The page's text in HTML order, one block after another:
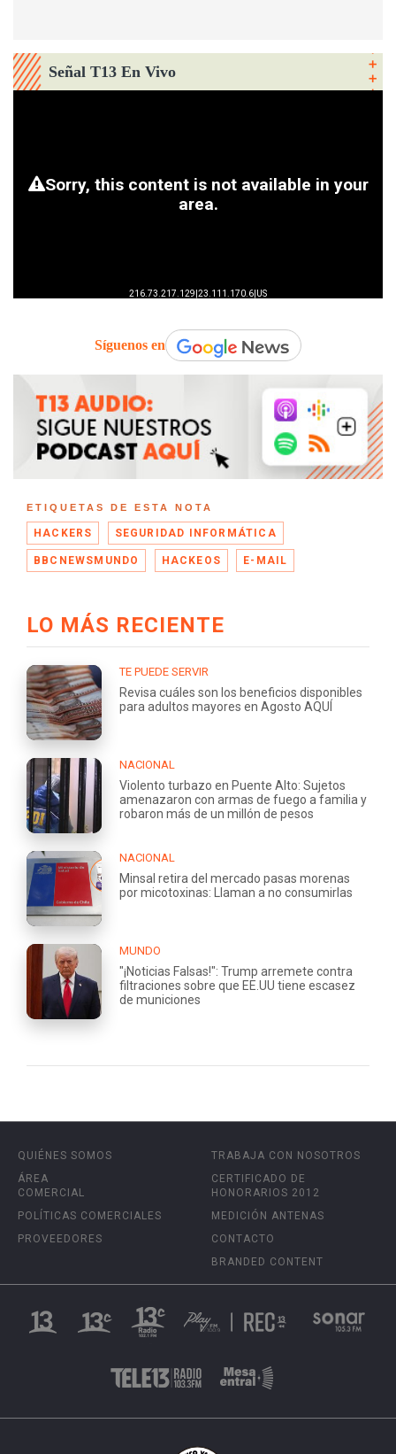
Señal T13 En Vivo
Síguenos en
ETIQUETAS DE ESTA NOTA
HACKERS SEGURIDAD INFORMÁTICA
BBCNEWSMUNDO HACKEOS E-MAIL
LO MÁS RECIENTE
TE PUEDE SERVIR
Revisa cuáles son los beneficios disponibles
para adultos mayores en Agosto AQUÍ
NACIONAL
Violento turbazo en Puente Alto: Sujetos
amenazaron con armas de fuego a familia y
robaron más de un millón de pesos
NACIONAL
Minsal retira del mercado pasas morenas
por micotoxinas: Llaman a no consumirlas
MUNDO
"¡Noticias Falsas!": Trump arremete contra
filtraciones sobre que EE.UU tiene escasez
de municiones
QUIÉNES SOMOS
ÁREA
COMERCIAL
POLÍTICAS COMERCIALES
PROVEEDORES
TRABAJA CON NOSOTROS
CERTIFICADO DE
HONORARIOS 2012
MEDICIÓN ANTENAS
CONTACTO
BRANDED CONTENT